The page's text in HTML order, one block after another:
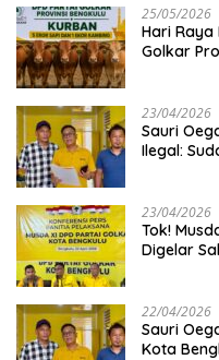
25/05/2026
Hari Raya
Golkar
23/04/2026
Sauri
Ilegal:
23/04/2026
‎Tok!
Digelar
22/04/2026
Sauri
Kota